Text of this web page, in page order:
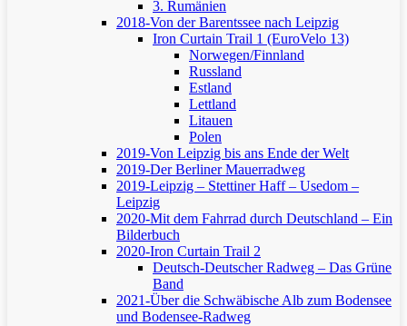
3. Rumänien
2018-Von der Barentssee nach Leipzig
Iron Curtain Trail 1 (EuroVelo 13)
Norwegen/Finnland
Russland
Estland
Lettland
Litauen
Polen
2019-Von Leipzig bis ans Ende der Welt
2019-Der Berliner Mauerradweg
2019-Leipzig – Stettiner Haff – Usedom –
Leipzig
2020-Mit dem Fahrrad durch Deutschland – Ein
Bilderbuch
2020-Iron Curtain Trail 2
Deutsch-Deutscher Radweg – Das Grüne
Band
2021-Über die Schwäbische Alb zum Bodensee
und Bodensee-Radweg